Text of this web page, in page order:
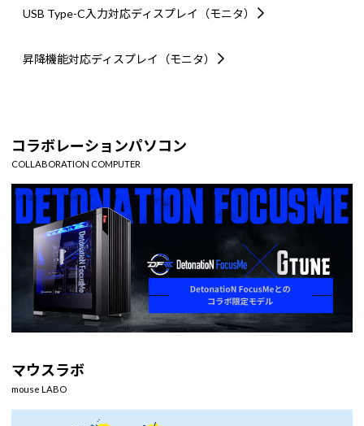
USB Type-C入力対応ディスプレイ（モニタ）
昇降機能対応ディスプレイ（モニタ）
コラボレーションパソコン
COLLABORATION COMPUTER
マウスラボ
mouse LABO